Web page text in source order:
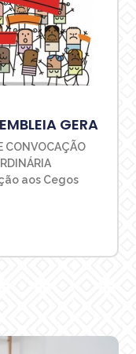
GERA
CONVOCAÇÃO
aos Cegos